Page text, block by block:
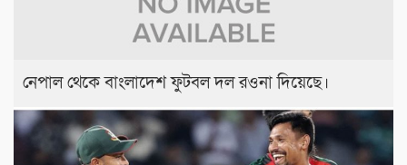
নেপাল থেকে বাংলাদেশ ফুটবল দল রওনা দিয়েছে।